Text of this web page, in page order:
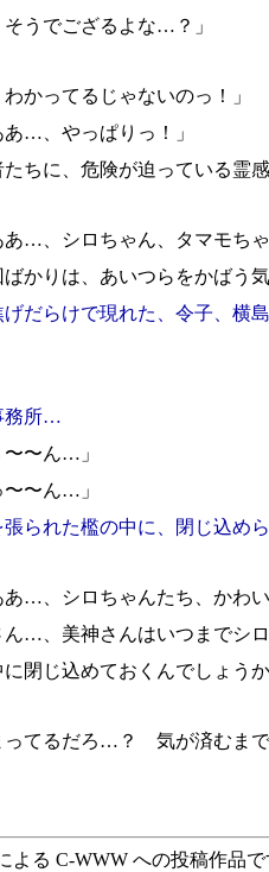
そうでござるよな…？」
わかってるじゃないのっ
あ…、やっぱりっ！」
たちに、危険が迫っている霊
あ…、シロちゃん、タマモち
ばかりは、あいつらをかばう
げだらけで現れた、令子、横
務所…
〜〜ん…」
〜〜ん…」
張られた檻の中に、閉じ込
あ…、シロちゃんたち、かわ
ん…、美神さんはいつまでシ
に閉じ込めておくんでしょう
ってるだろ…？ 気が済むま
よる C-WWW への投稿作品